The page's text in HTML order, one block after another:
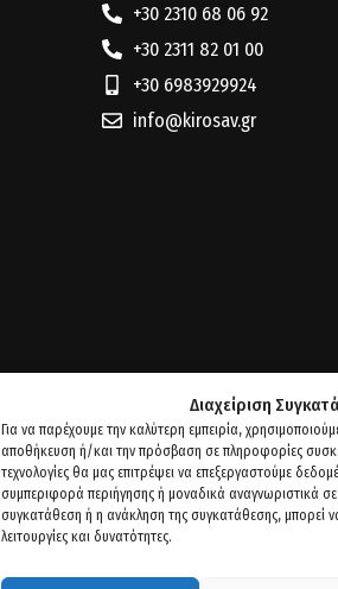
Διαχείριση
Για να παρέχουμε την καλύτερη εμπειρία,
αποθήκευση ή/και την πρόσβαση σε πληροφορίες
τεχνολογίες θα μας επιτρέψει να επεξεργαστούμε
συμπεριφορά περιήγησης ή μοναδικά αναγνωριστικά
συγκατάθεση ή η ανάκληση της συγκατάθεσης, μπορεί
λειτουργίες και δυνατότητες.
+30 2310 68 06 92
+30 2311 82 01 00
+30 6983929924
info@kirosav.gr